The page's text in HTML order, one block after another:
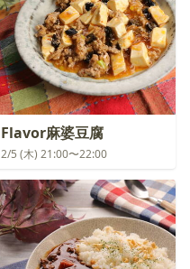
Flavor麻婆豆腐
2/5 (木) 21:00〜22:00